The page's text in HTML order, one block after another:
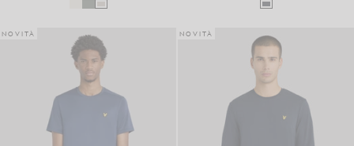
NOVITÀ NOVITÀ